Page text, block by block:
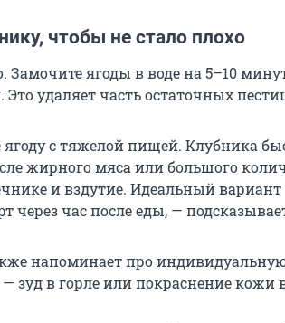
чтобы не стало плохо
Замочите ягоды в воде на 5–10
удаляет часть остаточных
с тяжелой пищей. Клубника
жирного мяса или большого
и вздутие. Идеальный
через час после еды, —
напоминает про
зуд в горле или покраснение кожи